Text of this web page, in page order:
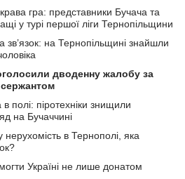
гра: представники Бучача та
у турі першої ліги Тернопільщини
зв’язок: на Тернопільщині знайшли
дводенну жалобу за
полі: піротехніки знищили
на Бучаччині
нерухомість в Тернополі, яка
Україні не лише донатом